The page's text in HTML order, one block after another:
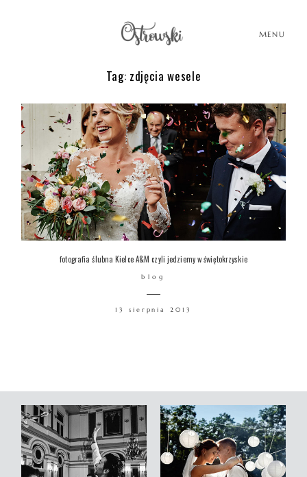
MENU
Tag: zdjęcia wesele
fotografia ślubna Kielce A&M czyli jedziemy w świętokrzyskie
blog
13 sierpnia 2013
HISTORIE
PORTFOLIO
O MNIE